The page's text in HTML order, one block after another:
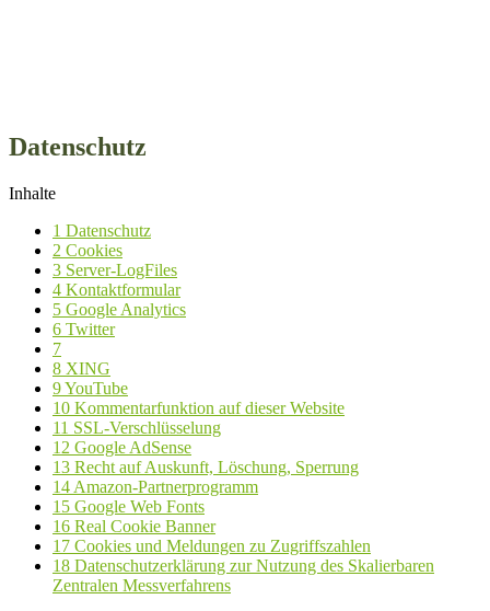
Datenschutz
Inhalte
1 Datenschutz
2 Cookies
3 Server-LogFiles
4 Kontaktformular
5 Google Analytics
6 Twitter
7
8 XING
9YouTube
10 Kommentarfunktion auf dieser Website
11 SSL-Verschlüsselung
12 Google AdSense
13 Recht auf Auskunft, Löschung, Sperrung
14 Amazon-Partnerprogramm
15 Google Web Fonts
16 Real Cookie Banner
17 Cookies und Meldungen zu Zugriffszahlen
18 Datenschutzerklärung zur Nutzung des Skalierbaren
Zentralen Messverfahrens